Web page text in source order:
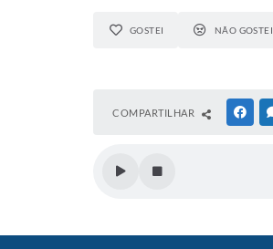
GOSTEI NÃO GOSTEI
COMPARTILHAR